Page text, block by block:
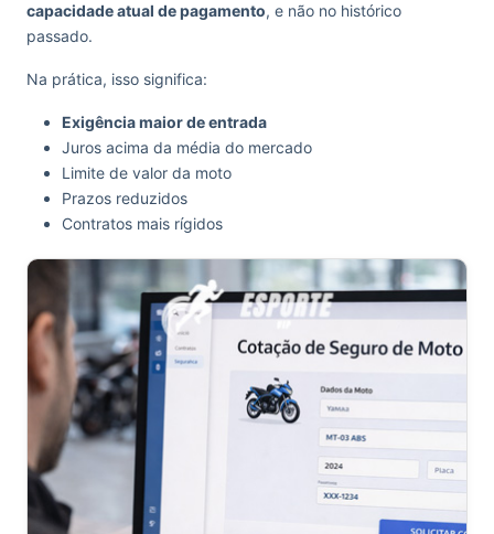
capacidade atual de pagamento, e não no histórico
passado.
Na prática, isso significa:
Exigência maior de entrada
Juros acima da média do mercado
Limite de valor da moto
Prazos reduzidos
Contratos mais rígidos